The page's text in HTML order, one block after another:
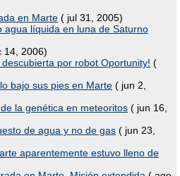
en Marte ( jul 31, 2005)
agua líquida en luna de Saturno
14, 2006)
por robot Oportunity! (
bajo sus pies en Marte ( jun 2,
la genética en meteoritos ( jun 16,
de agua y no de gas ( jun 23,
aparentemente estuvo lleno de